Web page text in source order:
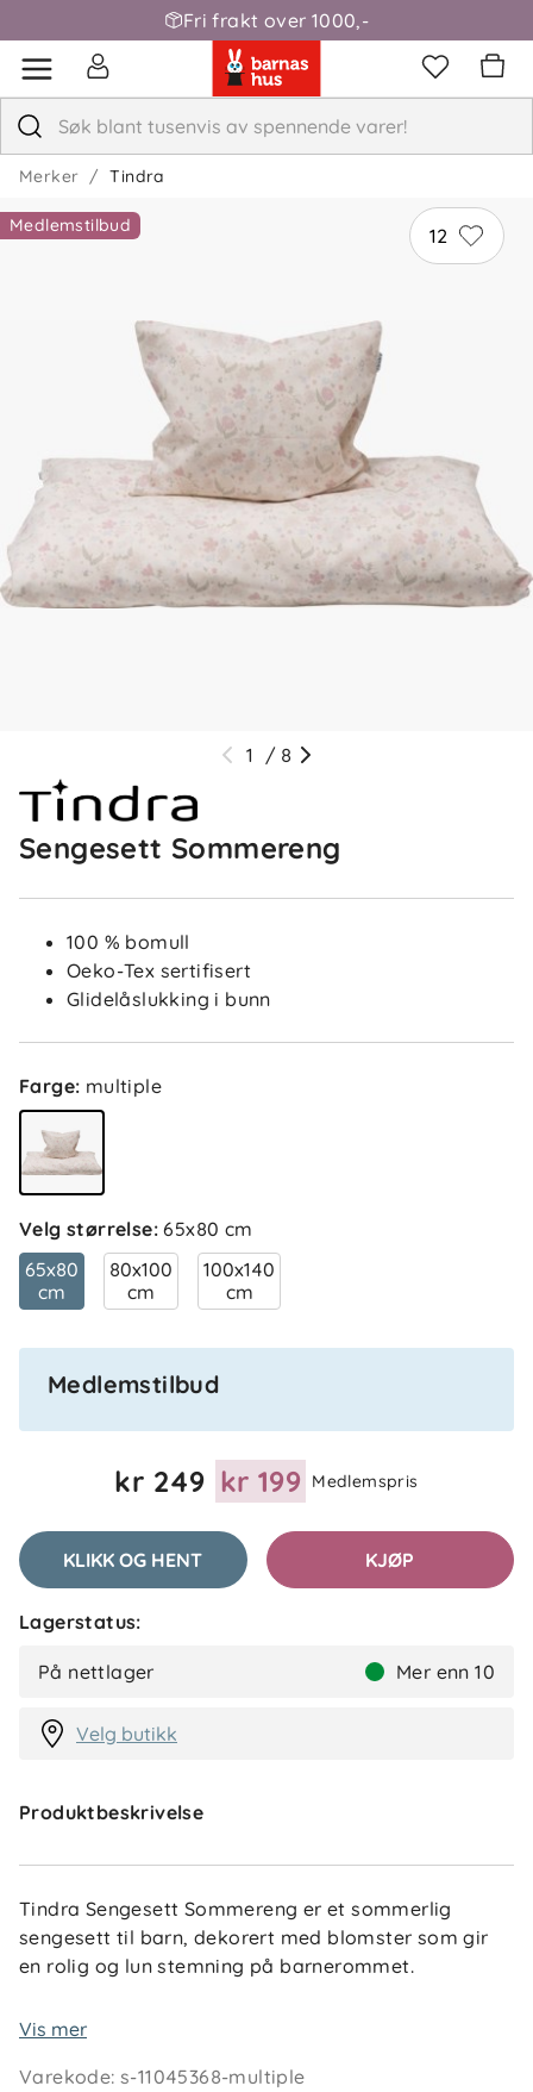
Fri frakt over 1000,-
Merker Tindra
12
Medlemstilbud
1 / 8
Sengesett Sommereng
100 % bomull
Oeko-Tex sertifisert
Glidelåslukking i bunn
Farge: multiple
Velg størrelse:65x80 cm
65x80
cm
80x100
cm
100x140
cm
Medlemstilbud
kr 249 kr 199 Medlemspris
KLIKK OG HENT KJØP
Lagerstatus:
På nettlager Mer enn 10
Velg butikk
Produktbeskrivelse
Tindra Sengesett Sommereng er et sommerlig
sengesett til barn, dekorert med blomster som gir
en rolig og lun stemning på barnerommet.
Sengesettet er laget i 100 % bomull som føles myk
glidelåslukking i bunn, som gjør det enkelt å ta av
Vis mer
Varekode:s-11045368-multiple